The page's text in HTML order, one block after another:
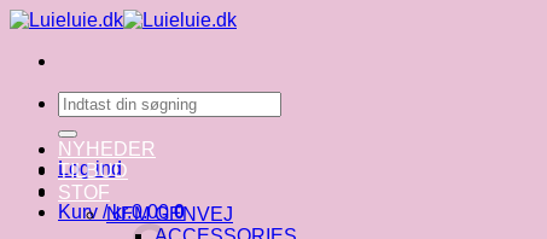
Fortsæt
indhold
Søg
efter:
Log ind
Kurv /kr.0.00 0
NYHEDER
TILBUD
STOF
NEM GENVEJ